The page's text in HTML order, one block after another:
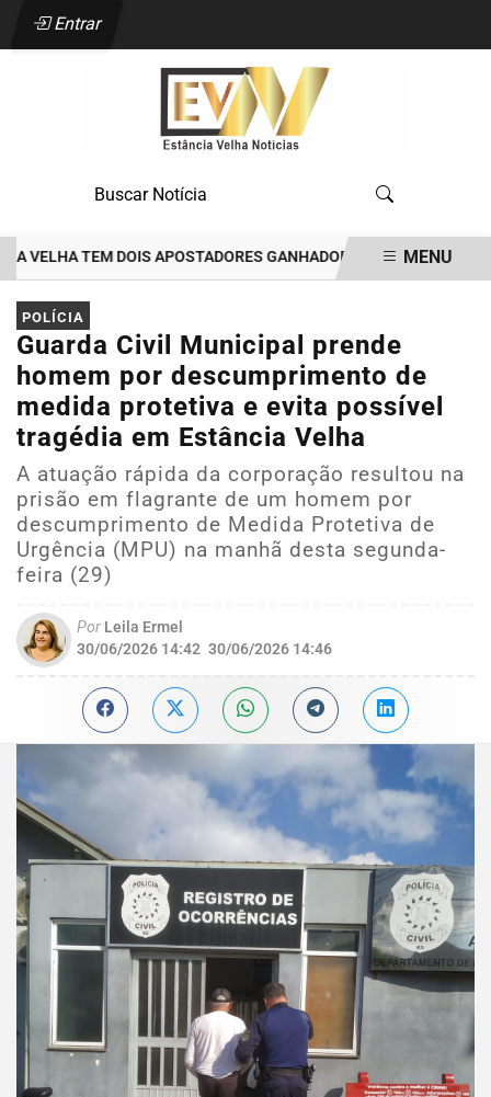
Entrar
TEM DOIS APOSTADORES GANHADORES DE PRÊMIOS DE
EM ALTA
MENU
POLÍCIA
Guarda Civil Municipal prende
homem por descumprimento de
medida protetiva e evita possível
tragédia em Estância Velha
A atuação rápida da corporação resultou na
prisão em flagrante de um homem por
descumprimento de Medida Protetiva de
Urgência (MPU) na manhã desta segunda-
feira (29)
Por Leila Ermel
30/06/2026 14:42 30/06/2026 14:46